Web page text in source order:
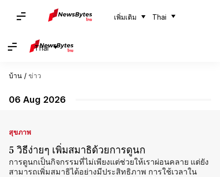
เพิ่มเติม Thai
Thai
บ้าน / ข่าว
06 Aug 2026
สุขภาพ
5 วิธีง่ายๆ เพิ่มสมาธิด้วยการดูนก
การดูนกเป็นกิจกรรมที่ไม่เพียงแต่ช่วยให้เราผ่อนคลาย แต่ยัง
สามารถเพิ่มสมาธิได้อย่างมีประสิทธิภาพ การใช้เวลาใน